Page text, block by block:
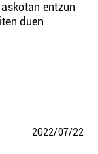
entzun
duen
2022/07/22